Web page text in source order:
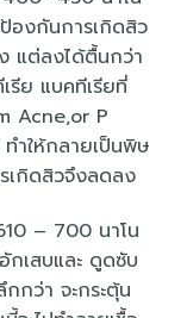
องกันการเกิดสิว
แต่ลงได้ตื้นกว่า
รีย แบคทีเรียที่
Acne,or P
ำให้กลายเป็นพิษ
เกิดสิวจึงลดลง
– 700 นาโน
กเสบและ ดูดซับ
กว่า จะกระตุ้น